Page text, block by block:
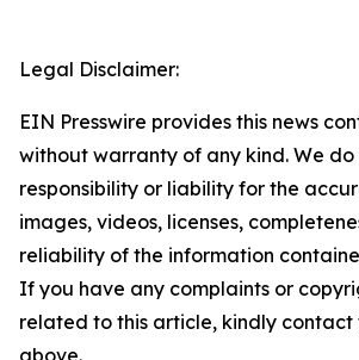
Legal Disclaimer:
EIN Presswire provides this news
without warranty of any kind. We
responsibility or liability for the
images, videos, licenses,
reliability of the information
If you have any complaints or
related to this article, kindly contact
above.